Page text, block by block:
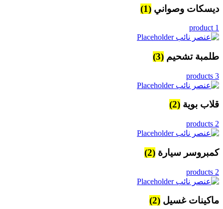
ديسكات وصواني (1)
1 product
طلمبة تشحيم (3)
3 products
قلاب بوية (2)
2 products
كمبروسر سيارة (2)
2 products
ماكينات غسيل (2)